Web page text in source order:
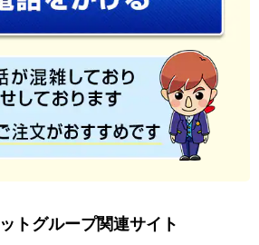
トグループ関連サイト